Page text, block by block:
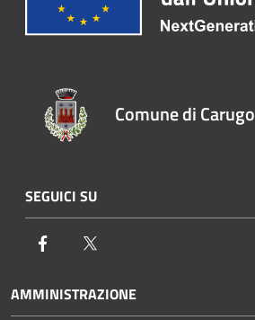
Comune di Carugo
SEGUICI SU
Facebook
AMMINISTRAZIONE